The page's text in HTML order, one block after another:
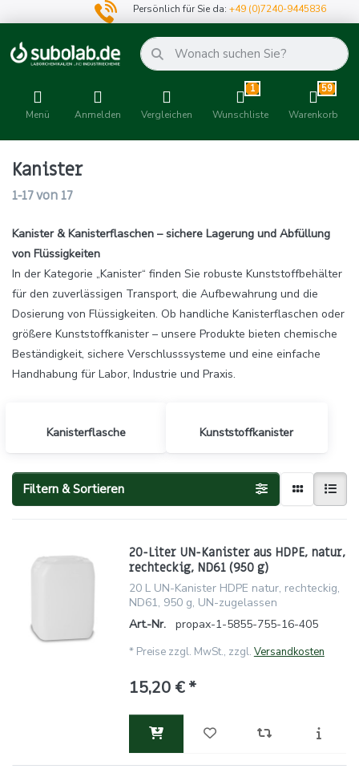
Persönlich für Sie da:+49 (0)7240-9445836
Menü Anmelden Vergleichen
1
Wunschliste
59
Warenkorb
Kanister
1-17von17
Kanister & Kanisterflaschen – sichere Lagerung und Abfüllung
von Flüssigkeiten
In der Kategorie „Kanister“ finden Sie robuste Kunststoffbehälter
für den zuverlässigen Transport, die Aufbewahrung und die
Dosierung von Flüssigkeiten. Ob handliche Kanisterflaschen oder
größere Kunststoffkanister – unsere Produkte bieten chemische
Beständigkeit, sichere Verschlusssysteme und eine einfache
Handhabung für Labor, Industrie und Praxis.
Kanisterflasche Kunststoffkanister
Filtern & Sortieren
20-Liter UN-Kanister aus HDPE, natur,
rechteckig, ND61 (950 g)
20 L UN-Kanister HDPE natur, rechteckig,
ND61, 950 g, UN-zugelassen
Art.-Nr.
propax-1-5855-755-16-405
* Preise zzgl. MwSt., zzgl. Versandkosten
15,20 € *